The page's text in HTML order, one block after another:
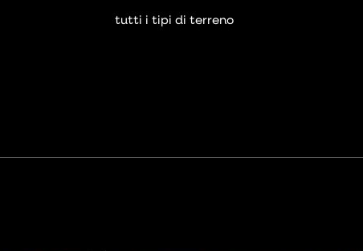
tutti i tipi di terreno